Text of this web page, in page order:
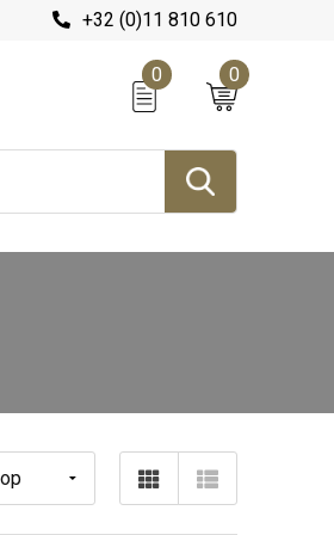
+32 (0)11 810 610
0 0